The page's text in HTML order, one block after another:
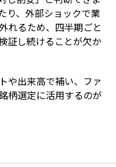
り、外部ショックで業
れるため、四半期ごと
証し続けることが欠か
や出来高で補い、ファ
柄選定に活用するのが